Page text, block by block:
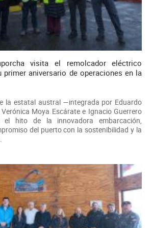
visita el remolcador eléctrico
primer aniversario de operaciones en la
la estatal austral —integrada por Eduardo
Moya Escárate e Ignacio Guerrero
el hito de la innovadora embarcación,
del puerto con la sostenibilidad y la